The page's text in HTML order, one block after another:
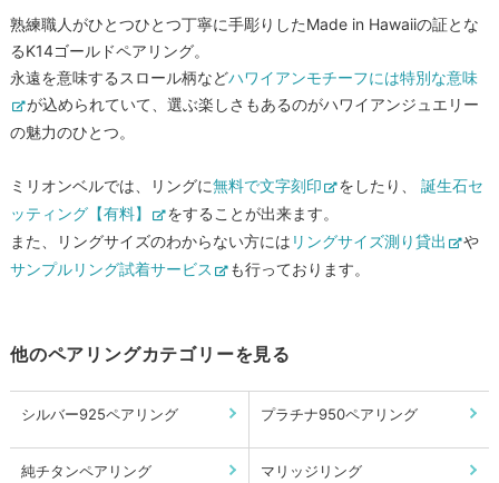
熟練職人がひとつひとつ丁寧に手彫りしたMade in Hawaiiの証とな
るK14ゴールドペアリング。
永遠を意味するスロール柄などハワイアンモチーフには特別な意味
が込められていて、選ぶ楽しさもあるのがハワイアンジュエリー
の魅力のひとつ。
ミリオンベルでは、リングに無料で文字刻印 をしたり、 誕生石セ
ッティング【有料】
をすることが出来ます。
また、リングサイズのわからない方には リングサイズ測り貸出
や
サンプルリング試着サービス
も行っております。
他のペアリングカテゴリーを見る
シルバー925ペアリング プラチナ950ペアリング
純チタンペアリング マリッジリング